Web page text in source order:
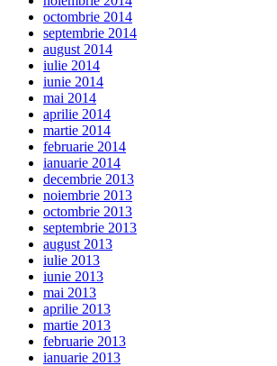
octombrie 2014
septembrie 2014
august 2014
iulie 2014
iunie 2014
mai 2014
aprilie 2014
martie 2014
februarie 2014
ianuarie 2014
decembrie 2013
noiembrie 2013
octombrie 2013
septembrie 2013
august 2013
iulie 2013
iunie 2013
mai 2013
aprilie 2013
martie 2013
februarie 2013
ianuarie 2013